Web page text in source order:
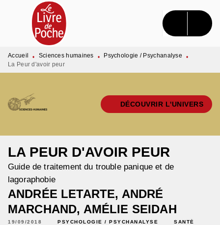
MENU RECHERCHE CONTENU
PIED DE PAGE
Accueil • Sciences humaines • Psychologie / Psychanalyse
•
La Peur d'avoir peur
DÉCOUVRIR L'UNIVERS
LA PEUR D'AVOIR PEUR
Guide de traitement du trouble panique et de
lagoraphobie
ANDRÉE LETARTE, ANDRÉ
MARCHAND, AMÉLIE SEIDAH
19/09/2018 PSYCHOLOGIE / PSYCHANALYSE SANTÉ